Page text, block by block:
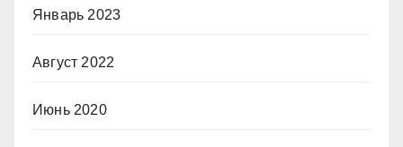
Январь 2023
Август 2022
Июнь 2020